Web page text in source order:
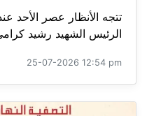
تتجه الأنظار عصر الأحد
الرئيس الشهيد رشيد
25-07-2026 12:54 pm